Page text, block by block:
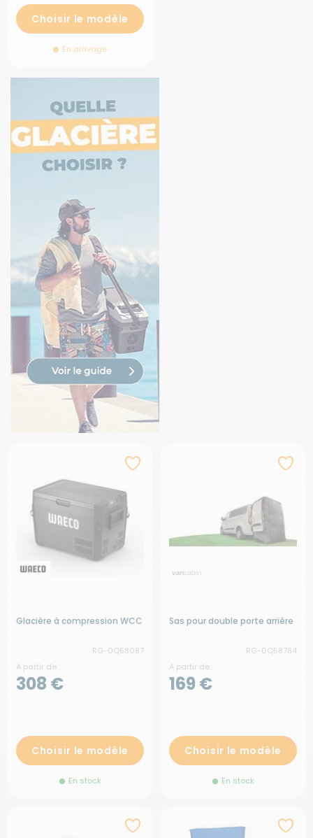
Choisir le modèle
En arrivage
Glacière à compression WCC
RG-0Q58087
A partir de :
308 €
Choisir le modèle
En stock
Sas pour double porte arrière
RG-0Q58784
A partir de :
169 €
Choisir le modèle
En stock